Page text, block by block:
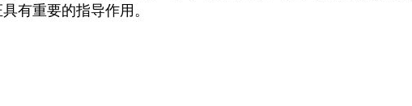
有重要的指导作用。